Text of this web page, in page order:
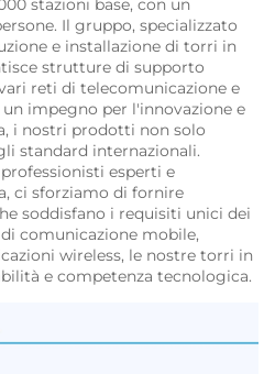
stazioni base, con un
Il gruppo, specializzato
e installazione di torri in
strutture di supporto
reti di telecomunicazione e
impegno per l'innovazione e
i nostri prodotti non solo
standard internazionali.
esperti e
ci sforziamo di fornire
soddisfano i requisiti unici dei
comunicazione mobile,
wireless, le nostre torri in